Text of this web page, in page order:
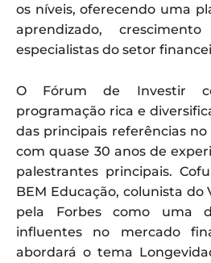
os níveis, oferecendo uma
aprendizado,
especialistas do setor
O Fórum de Investir
programação rica e
das principais referências
com quase 30 anos de
palestrantes principais.
BEM Educação, colunista do
pela Forbes como uma
influentes no mercado
abordará o tema